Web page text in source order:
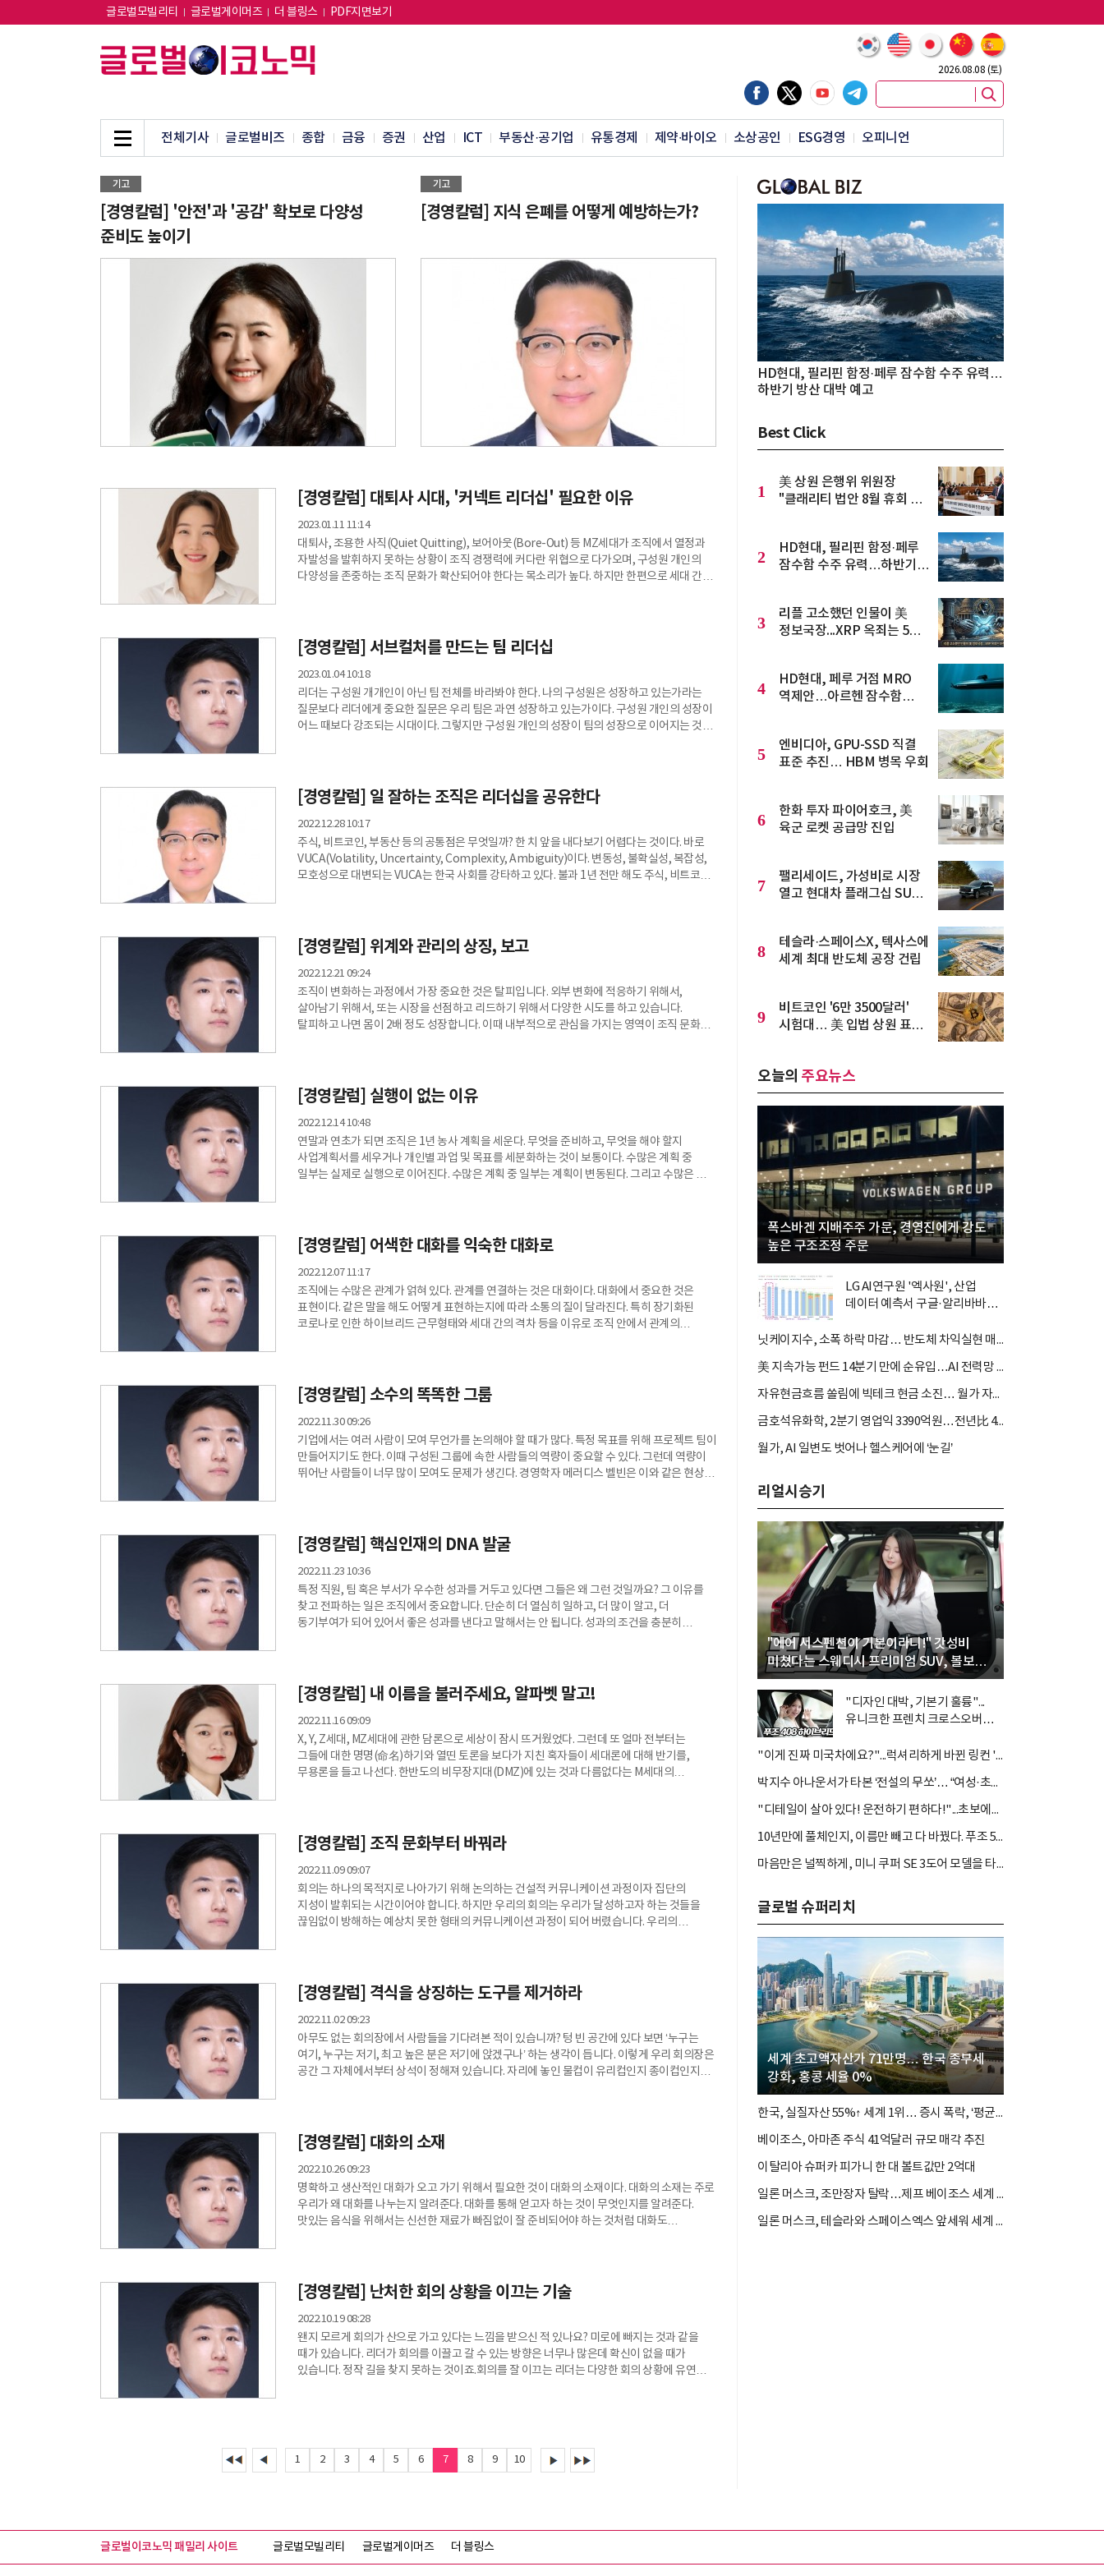
글로벌모빌리티 글로벌게이머즈 더 블링스 PDF지면보기
2026.08.08 (토)
전체기사 글로벌비즈 종합 금융 증권 산업 ICT 부동산·공기업 유통경제 제약∙바이오 소상공인 ESG경영 오피니언
기고
[경영칼럼] '안전'과 '공감' 확보로 다양성
준비도 높이기
기고
[경영칼럼] 지식 은폐를 어떻게 예방하는가?
[경영칼럼] 대퇴사 시대, '커넥트 리더십' 필요한 이유
2023.01.11 11:14
대퇴사, 조용한 사직(Quiet Quitting), 보어아웃(Bore-Out) 등 MZ세대가 조직에서 열정과
자발성을 발휘하지 못하는 상황이 조직 경쟁력에 커다란 위협으로 다가오며, 구성원 개인의
다양성을 존중하는 조직 문화가 확산되어야 한다는 목소리가 높다. 하지만 한편으로 세대 간×
영향을 미친다. 그래서 아무리 좋은 제도와 문화가 도입돼도 고정관념이 바
[경영칼럼] 서브컬처를 만드는 팀 리더십
2023.01.04 10:18
리더는 구성원 개개인이 아닌 팀 전체를 바라봐야 한다. 나의 구성원은 성장하고 있는가라는
질문보다 리더에게 중요한 질문은 우리 팀은 과연 성장하고 있는가이다. 구성원 개인의 성장이
어느 때보다 강조되는 시대이다. 그렇지만 구성원 개인의 성장이 팀의 성장으로 이어지는 것은
때이다. 무엇보다 리더가 나의 팀의 성장에 대해 고민해야 하는 이유는
[경영칼럼] 일 잘하는 조직은 리더십을 공유한다
2022.12.28 10:17
주식, 비트코인, 부동산 등의 공통점은 무엇일까? 한 치 앞을 내다보기 어렵다는 것이다. 바로
VUCA(Volatility, Uncertainty, Complexity, Ambiguity)이다. 변동성, 불확실성, 복잡성,
모호성으로 대변되는 VUCA는 한국 사회를 강타하고 있다. 불과 1년 전만 해도 주식, 비트코인,
때문이다. VUCA 시대에는 한 명의 리더가 미래를 예측하고, 문제를 해결하며, 의사결정
[경영칼럼] 위계와 관리의 상징, 보고
2022.12.21 09:24
조직이 변화하는 과정에서 가장 중요한 것은 탈피입니다. 외부 변화에 적응하기 위해서,
살아남기 위해서, 또는 시장을 선점하고 리드하기 위해서 다양한 시도를 하고 있습니다.
탈피하고 나면 몸이 2배 정도 성장합니다. 이때 내부적으로 관심을 가지는 영역이 조직 문화와
수직적 커뮤니케이션 도구입니다. 회의는 수평적 커뮤니케이션 도구입니다. 그래서 많은
조직이
[경영칼럼] 실행이 없는 이유
2022.12.14 10:48
연말과 연초가 되면 조직은 1년 농사 계획을 세운다. 무엇을 준비하고, 무엇을 해야 할지
사업계획서를 세우거나 개인별 과업 및 목표를 세분화하는 것이 보통이다. 수많은 계획 중
일부는 실제로 실행으로 이어진다. 수많은 계획 중 일부는 계획이 변동된다. 그리고 수많은 계획
이런 논의에서는 제대로 된 의사결정이 내려지는 것을 기대할 수 없다. 이
[경영칼럼] 어색한 대화를 익숙한 대화로
2022.12.07 11:17
조직에는 수많은 관계가 얽혀 있다. 관계를 연결하는 것은 대화이다. 대화에서 중요한 것은
표현이다. 같은 말을 해도 어떻게 표현하는지에 따라 소통의 질이 달라진다. 특히 장기화된
코로나로 인한 하이브리드 근무형태와 세대 간의 격차 등을 이유로 조직 안에서 관계의
어느 때보다 조직 내에 필요한 표현은 ‘칭찬’이다. 칭찬 한 마디를 통해 서로를
[경영칼럼] 소수의 똑똑한 그룹
2022.11.30 09:26
기업에서는 여러 사람이 모여 무언가를 논의해야 할 때가 많다. 특정 목표를 위해 프로젝트 팀이
만들어지기도 한다. 이때 구성된 그룹에 속한 사람들의 역량이 중요할 수 있다. 그런데 역량이
뛰어난 사람들이 너무 많이 모여도 문제가 생긴다. 경영학자 메러디스 벨빈은 이와 같은 현상을
성과를 내려면 필요한 여러 역할들이 존재하는데, 각 역할들을 제대로 책임질
[경영칼럼] 핵심인재의 DNA 발굴
2022.11.23 10:36
특정 직원, 팀 혹은 부서가 우수한 성과를 거두고 있다면 그들은 왜 그런 것일까요? 그 이유를
찾고 전파하는 일은 조직에서 중요합니다. 단순히 더 열심히 일하고, 더 많이 알고, 더
동기부여가 되어 있어서 좋은 성과를 낸다고 말해서는 안 됩니다. 성과의 조건을 충분히
전파한다면, 모든 직원이 성과 갭(gap)을 채우고 성공적인 결과를 달
[경영칼럼] 내 이름을 불러주세요, 알파벳 말고!
2022.11.16 09:09
X, Y, Z세대, MZ세대에 관한 담론으로 세상이 잠시 뜨거웠었다. 그런데 또 얼마 전부터는
그들에 대한 명명(命名)하기와 열띤 토론을 보다가 지친 혹자들이 세대론에 대해 반기를,
무용론을 들고 나선다. 한반도의 비무장지대(DMZ)에 있는 것과 다름없다는 M세대의
도움이 되는지 모르겠다며 의문을 제기하는 이들도 있다. 처음부터 M세대라는 이름을 붙인 이,
Z세
[경영칼럼] 조직 문화부터 바꿔라
2022.11.09 09:07
회의는 하나의 목적지로 나아가기 위해 논의하는 건설적 커뮤니케이션 과정이자 집단의
지성이 발휘되는 시간이어야 합니다. 하지만 우리의 회의는 우리가 달성하고자 하는 것들을
끊임없이 방해하는 예상치 못한 형태의 커뮤니케이션 과정이 되어 버렸습니다. 우리의
성공하는 기업은 많지 않습니다. 변화의 시도가 단발성 이벤트로 그치기 때문입니다. 이처럼
[경영칼럼] 격식을 상징하는 도구를 제거하라
2022.11.02 09:23
아무도 없는 회의장에서 사람들을 기다려본 적이 있습니까? 텅 빈 공간에 있다 보면 ‘누구는
여기, 누구는 저기, 최고 높은 분은 저기에 앉겠구나’ 하는 생각이 듭니다. 이렇게 우리 회의장은
공간 그 자체에서부터 상석이 정해져 있습니다. 자리에 놓인 물컵이 유리컵인지 종이컵인지만
자신의 위치를 보여주는 척도와 같이 비춰집니다. ‘내 자리’가 다른
[경영칼럼] 대화의 소재
2022.10.26 09:23
명확하고 생산적인 대화가 오고 가기 위해서 필요한 것이 대화의 소재이다. 대화의 소재는 주로
우리가 왜 대화를 나누는지 알려준다. 대화를 통해 얻고자 하는 것이 무엇인지를 알려준다.
맛있는 음식을 위해서는 신선한 재료가 빠짐없이 잘 준비되어야 하는 것처럼 대화도
위함이다. 사람들의 에너지에는 엄연히 한계가 있다. 특히나, 바쁜 업무로 하루하루를 보
[경영칼럼] 난처한 회의 상황을 이끄는 기술
2022.10.19 08:28
왠지 모르게 회의가 산으로 가고 있다는 느낌을 받으신 적 있나요? 미로에 빠지는 것과 같을
때가 있습니다. 리더가 회의를 이끌고 갈 수 있는 방향은 너무나 많은데 확신이 없을 때가
있습니다. 정작 길을 찾지 못하는 것이죠.회의를 잘 이끄는 리더는 다양한 회의 상황에 유연하게
1 2 3 4 5 6 7 8 9 10
HD현대, 필리핀 함정·페루 잠수함 수주 유력…
하반기 방산 대박 예고
Best Click
1
美 상원 은행위 위원장
"클래리티 법안 8월 휴회 전
2
HD현대, 필리핀 함정·페루
잠수함 수주 유력…하반기
3
리플 고소했던 인물이 美
정보국장...XRP 옥죄는 5년
4
HD현대, 페루 거점 MRO
역제안…아르헨 잠수함
5
엔비디아, GPU-SSD 직결
표준 추진… HBM 병목 우회
6
한화 투자 파이어호크, 美
육군 로켓 공급망 진입
7
팰리세이드, 가성비로 시장
열고 현대차 플래그십 SUV
8
테슬라·스페이스X, 텍사스에
세계 최대 반도체 공장 건립
9
비트코인 '6만 3500달러'
시험대… 美 입법 상원 표결
오늘의 주요뉴스
폭스바겐 지배주주 가문, 경영진에게 강도
높은 구조조정 주문
LG AI연구원 '엑사원', 산업
데이터 예측서 구글·알리바바
닛케이지수, 소폭 하락 마감… 반도체 차익실현 매물 속 TOPIX 선...
美 지속가능 펀드 14분기 만에 순유입…AI 전력망 ETF가 견인
자유현금흐름 쏠림에 빅테크 현금 소진… 월가 자금 순환매 확산
금호석유화학, 2분기 영업익 3390억원…전년比 419.9%↑
월가, AI 일변도 벗어나 헬스케어에 ‘눈길’
리얼시승기
"에어 서스펜션이 기본이라니!" 갓성비
미쳤다는 스웨디시 프리미엄 SUV, 볼보
'XC60 B5 울트라'
"디자인 대박, 기본기 훌륭"...
유니크한 프렌치 크로스오버
"이게 진짜 미국차에요?"...럭셔리하게 바뀐 링컨 '노틸러스 하이브리드'
박지수 아나운서가 타본 ‘전설의 무쏘’… “여성·초보자도 반할 반전 매력”
"디테일이 살아 있다! 운전하기 편하다!"...초보에게는 아주 매력적인 차 르노 필랑트
10년만에 풀체인지, 이름만 빼고 다 바꿨다. 푸조 5008...디자인으로는 따라갈 차가 없다
마음만은 널찍하게, 미니 쿠퍼 SE 3도어 모델을 타봤다. 짐 많고 바쁜 아나운서도 좋아할까?
글로벌 슈퍼리치
세계 초고액자산가 71만명… 한국 종부세
강화, 홍콩 세율 0%
한국, 실질자산 55%↑ 세계 1위… 증시 폭락, ‘평균의 착시’와 부의 유동성 위기
베이조스, 아마존 주식 41억달러 규모 매각 추진
이탈리아 슈퍼카 피가니 한 대 볼트값만 2억대
일론 머스크, 조만장자 탈락…제프 베이조스 세계 3위 탈환
일론 머스크, 테슬라와 스페이스엑스 앞세워 세계 최고 부자 수성
글로벌이코노믹 패밀리 사이트 글로벌모빌리티 글로벌게이머즈 더 블링스